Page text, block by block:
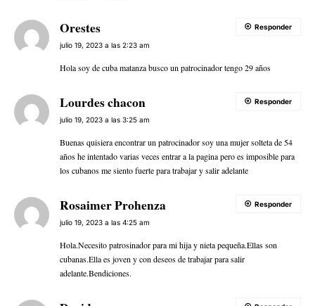
Orestes
julio 19, 2023 a las 2:23 am
Hola soy de cuba matanza busco un patrocinador tengo 29 años
Responder
Lourdes chacon
julio 19, 2023 a las 3:25 am
Buenas quisiera encontrar un patrocinador soy una mujer solteta de 54
años he intentado varias veces entrar a la pagina pero es imposible para
los cubanos me siento fuerte para trabajar y salir adelante
Responder
Rosaimer Prohenza
julio 19, 2023 a las 4:25 am
Hola.Necesito patrosinador para mi hija y nieta pequeña.Ellas son
cubanas.Ella es joven y con deseos de trabajar para salir
adelante.Bendiciones.
Responder